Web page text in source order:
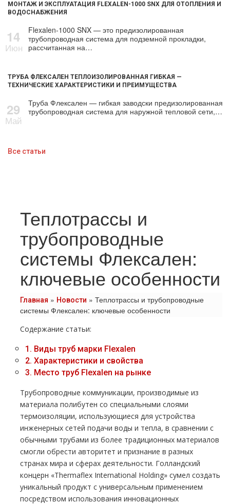
МОНТАЖ И ЭКСПЛУАТАЦИЯ FLEXALEN-1000 SNX ДЛЯ ОТОПЛЕНИЯ И
ВОДОСНАБЖЕНИЯ
14
Июн
Flexalen-1000 SNX — это предизолированная
трубопроводная система для подземной прокладки,
рассчитанная на…
ТРУБА ФЛЕКСАЛЕН ТЕПЛОИЗОЛИРОВАННАЯ ГИБКАЯ —
ТЕХНИЧЕСКИЕ ХАРАКТЕРИСТИКИ И ПРЕИМУЩЕСТВА
29
Май
Труба Флексален — гибкая заводски предизолированная
трубопроводная система для наружной тепловой сети,…
Все статьи
Теплотрассы и
трубопроводные
системы Флексален:
ключевые особенности
Главная » Новости » Теплотрассы и трубопроводные
системы Флексален: ключевые особенности
Содержание статьи:
1. Виды труб марки Flexalen
2. Характеристики и свойства
3. Место труб Flexalen на рынке
Трубопроводные коммуникации, производимые из
материала полибутен со специальными слоями
термоизоляции, использующиеся для устройства
инженерных сетей подачи воды и тепла, в сравнении с
обычными трубами из более традиционных материалов
смогли обрести авторитет и признание в разных
странах мира и сферах деятельности. Голландский
концерн «Thermaflex International Holding» сумел создать
уникальный продукт с универсальным применением
посредством использования инновационных